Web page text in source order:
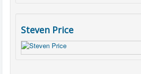
Steven Price